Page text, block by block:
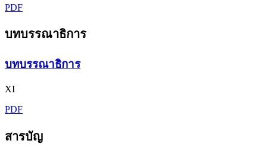
PDF
บทบรรณาธิการ
บทบรรณาธิการ
XI
PDF
สารบัญ